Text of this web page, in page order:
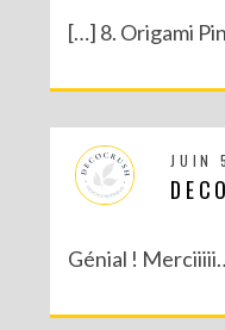
[…] 8. Origami
JUIN
Génial !